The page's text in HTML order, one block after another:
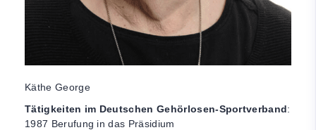
Käthe George
Tätigkeiten im Deutschen Gehörlosen-Sportverband:
1987 Berufung in das Präsidium